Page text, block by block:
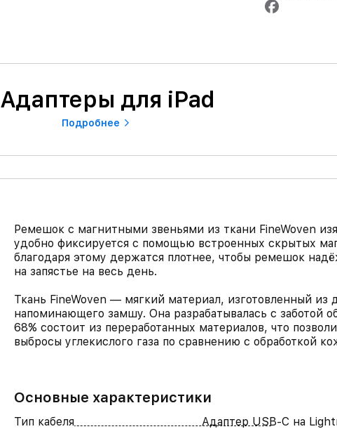
Адаптеры для iPad
Подробнее
Ремешок с магнитными звеньями из ткани FineWoven
удобно фиксируется с помощью встроенных скрытых
благодаря этому держатся плотнее, чтобы ремешок
на запястье на весь день.
Ткань FineWoven — мягкий материал, изготовленный из
напоминающего замшу. Она разрабатывалась с заботой
68% состоит из переработанных материалов, что
выбросы углекислого газа по сравнению с обработкой
Основные характеристики
Тип кабеля Адаптер USB-C на